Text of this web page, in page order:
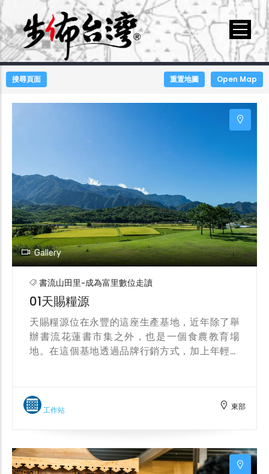
搜尋頁面 重置地圖 Open Map
Gallery
書流山田里-成為富里數位走讀
01天賜糧源
天賜糧源位在永豐的這座生產基地，近年除了舉
辦書流花蓮書市集之外，也是一個食農教育場
地。在這個基地透過品牌行銷方式，加上年輕人
發展，打造慢活休閒產業，結合地區資源發展休
閒農業，並發展有機多元商品，與消費者建立互
天賜糧源花蓮富里羅山、永豐及豐南皆為適合以
有機耕作環境；羅山村村民更是農委會當年推廣
工作站 東部
+
−